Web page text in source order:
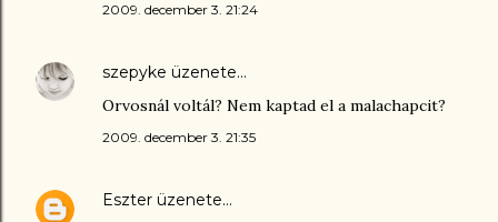
2009. december 3. 21:24
szepyke üzenete…
Orvosnál voltál? Nem kaptad el a malachapcit?
2009. december 3. 21:35
Eszter üzenete…